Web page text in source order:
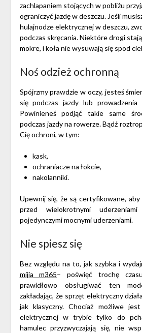
zachlapaniem stojących w pobliżu
ograniczyć jazdę w deszczu. Jeśli
hulajnodze elektrycznej w deszczu,
podczas skręcania. Niektóre drogi
mokre, i koła nie wysuwają się spod
Noś odzież ochronną
Spójrzmy prawdzie w oczy, jesteś
się podczas jazdy lub prowadzenia
Powinieneś podjąć takie same
podczas jazdy na rowerze. Bądź
Cię ochroni, w tym:
kask,
ochraniacze na łokcie,
nakolanniki.
Upewnij się, że są certyfikowane,
przed wielokrotnymi
pojedynczymi mocnymi uderzeniami.
Nie spiesz się
Bez względu na to, jak szybka i
mijia m365– poświęć trochę
prawidłowo obsługiwać ten
zakładając, że sprzęt elektryczny
jak klasyczny. Chociaż możliwe
elektrycznej w trybie tylko do
hamulec przyzwyczajają się, nie